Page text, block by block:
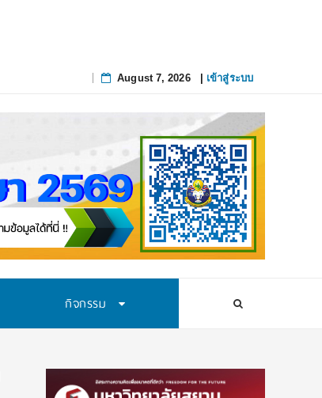
August 7, 2026| เข้าสู่ระบบ
กิจกรรม